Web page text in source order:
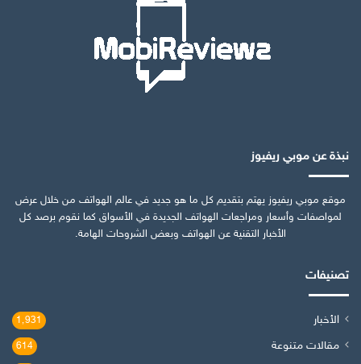
نبذة عن موبي ريفيوز
موقع موبي ريفيوز يهتم بتقديم كل ما هو جديد في عالم الهواتف من خلال عرض
لمواصفات وأسعار ومراجعات الهواتف الجديدة في الأسواق كما نقوم برصد كل
الأخبار التقنية عن الهواتف وبعض الشروحات الهامة.
تصنيفات
الأخبار 1٬931
مقالات متنوعة 614